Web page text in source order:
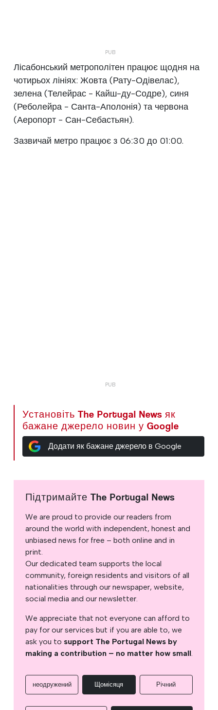
Лісабонський метрополітен працює щодня на
чотирьох лініях: Жовта (Рату-Одівелас),
зелена (Телейрас - Кайш-ду-Содре), синя
(Реболейра - Санта-Аполонія) та червона
(Аеропорт - Сан-Себастьян).
Зазвичай метро працює з 06:30 до 01:00.
Установіть The Portugal News як
бажане джерело новин у Google
Додати як бажане джерело в Google
Підтримайте The Portugal News
We are proud to provide our readers from
around the world with independent, honest and
unbiased news for free – both online and in
print.
Our dedicated team supports the local
community, foreign residents and visitors of all
nationalities through our newspaper, website,
social media and our newsletter.
We appreciate that not everyone can afford to
pay for our services but if you are able to, we
ask you to support The Portugal News by
making a contribution – no matter how small.
неодружений Щомісяця Річний